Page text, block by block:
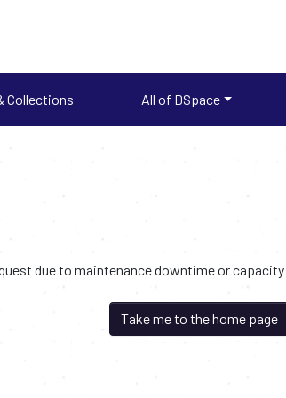
Collections All of DSpace
due to maintenance downtime or
Take me to the home page